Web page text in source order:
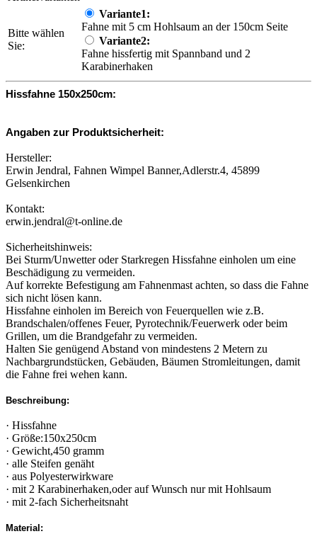
Bitte wählen
Sie:
Variante1:
Fahne mit 5 cm Hohlsaum an der 150cm Seite
Variante2:
Fahne hissfertig mit Spannband und 2
Karabinerhaken
Hissfahne 150x250cm:
Angaben zur Produktsicherheit:
Hersteller:
Erwin Jendral, Fahnen Wimpel Banner,Adlerstr.4, 45899
Gelsenkirchen
Kontakt:
erwin.jendral@t-online.de
Sicherheitshinweis:
Bei Sturm/Unwetter oder Starkregen Hissfahne einholen um eine
Beschädigung zu vermeiden.
Auf korrekte Befestigung am Fahnenmast achten, so dass die Fahne
sich nicht lösen kann.
Hissfahne einholen im Bereich von Feuerquellen wie z.B.
Brandschalen/offenes Feuer, Pyrotechnik/Feuerwerk oder beim
Grillen, um die Brandgefahr zu vermeiden.
Halten Sie genügend Abstand von mindestens 2 Metern zu
Nachbargrundstücken, Gebäuden, Bäumen Stromleitungen, damit
die Fahne frei wehen kann.
Beschreibung:
· Hissfahne
· Größe:150x250cm
· Gewicht,450 gramm
· alle Steifen genäht
· aus Polyesterwirkware
· mit 2 Karabinerhaken,oder auf Wunsch nur mit Hohlsaum
· mit 2-fach Sicherheitsnaht
Material: